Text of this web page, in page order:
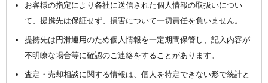
お客様の指定により各社に送信された個人情報の取扱いについ
て、提携先は保証せず、損害について一切責任を負いません。
提携先は円滑運用のため個人情報を一定期間保管し、記入内容が
不明瞭な場合等に確認のご連絡をすることがあります。
査定・売却相談に関する情報は、個人を特定できない形で統計と